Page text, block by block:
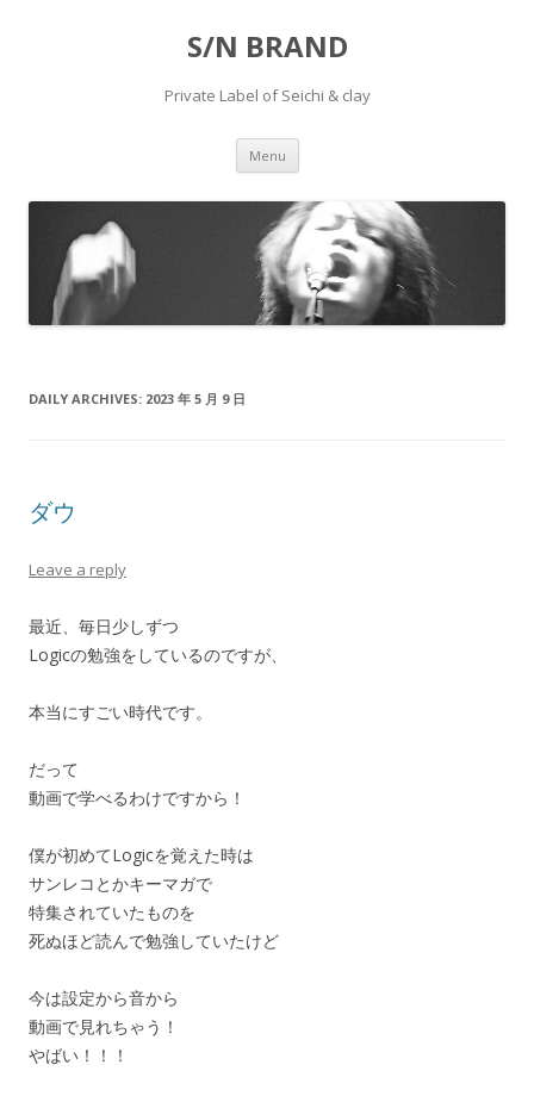
S/N BRAND
Private Label of Seichi & clay
Menu Skip to content
DAILY ARCHIVES: 2023 年 5 月 9 日
ダウ
Leave a reply
最近、毎日少しずつ
Logicの勉強をしているのですが、
本当にすごい時代です。
だって
動画で学べるわけですから！
僕が初めてLogicを覚えた時は
サンレコとかキーマガで
特集されていたものを
死ぬほど読んで勉強していたけど
今は設定から音から
動画で見れちゃう！
やばい！！！